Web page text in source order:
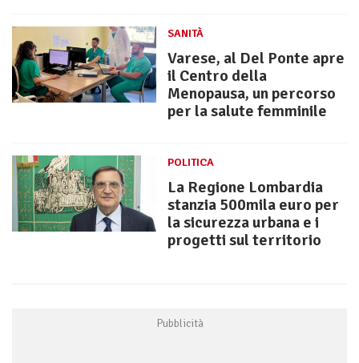
SANITÀ
Varese, al Del Ponte apre
il Centro della
Menopausa, un percorso
per la salute femminile
POLITICA
La Regione Lombardia
stanzia 500mila euro per
la sicurezza urbana e i
progetti sul territorio